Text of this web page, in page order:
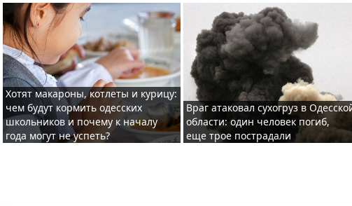
Хотят макароны, котлеты и курицу:
чем будут кормить одесских
школьников и почему к началу
года могут не успеть?
Враг атаковал сухогруз в
области: один человек погиб,
еще трое пострадали